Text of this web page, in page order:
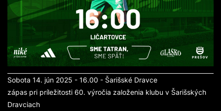
Sobota 14. jún 2025 - 16.00 - Šarišské Dravce
zápas pri príležitosti 60. výročia založenia klubu v Šarišských
Dravciach